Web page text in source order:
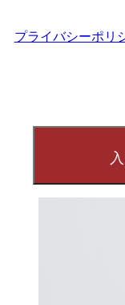
プライバシーポリ